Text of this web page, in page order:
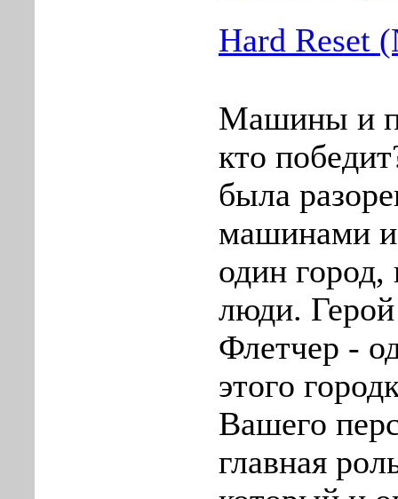
Hard Reset
Машины и
кто
была
машинами и
один
люди.
Флетчер -
этого
Вашего
главная